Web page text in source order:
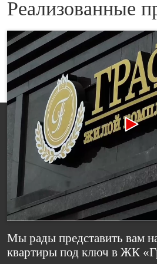
Реализованные
Мы рады представить вам
квартиры под ключ в ЖК